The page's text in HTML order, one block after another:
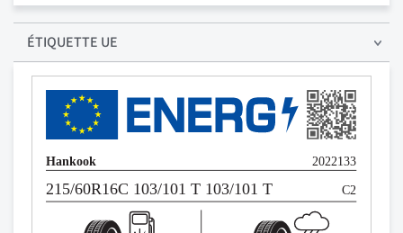
ÉTIQUETTE UE